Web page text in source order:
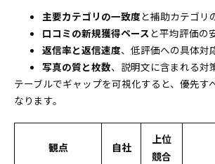
主要カテゴリの一致度と補助カテゴリ
口コミの新規獲得ペースと平均評価の
返信率と返信速度、低評価への具体対
写真の質と枚数、説明文に含まれる対
テーブルでギャップを可視化すると、優先す
なります。
観点 自社
上位
競合